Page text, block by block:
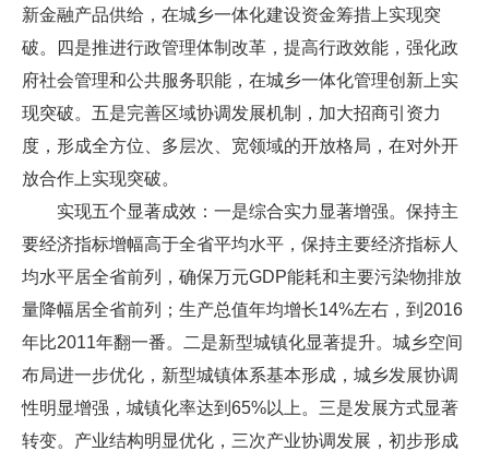
新金融产品供给，在城乡一体化建设资金筹措上实现突
破。四是推进行政管理体制改革，提高行政效能，强化政
府社会管理和公共服务职能，在城乡一体化管理创新上实
现突破。五是完善区域协调发展机制，加大招商引资力
度，形成全方位、多层次、宽领域的开放格局，在对外开
放合作上实现突破。
实现五个显著成效：一是综合实力显著增强。保持主
要经济指标增幅高于全省平均水平，保持主要经济指标人
均水平居全省前列，确保万元GDP能耗和主要污染物排放
量降幅居全省前列；生产总值年均增长14%左右，到2016
年比2011年翻一番。二是新型城镇化显著提升。城乡空间
布局进一步优化，新型城镇体系基本形成，城乡发展协调
性明显增强，城镇化率达到65%以上。三是发展方式显著
转变。产业结构明显优化，三次产业协调发展，初步形成